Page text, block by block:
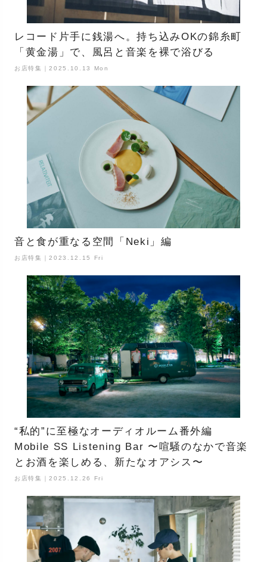
レコード片手に銭湯へ。持ち込みOKの錦糸町
「黄金湯」で、風呂と音楽を裸で浴びる
お店特集｜2025.10.13 Mon
音と食が重なる空間「Neki」編
お店特集｜2023.12.15 Fri
“私的”に至極なオーディオルーム番外編
Mobile SS Listening Bar 〜喧騒のなかで音楽
とお酒を楽しめる、新たなオアシス〜
お店特集｜2025.12.26 Fri